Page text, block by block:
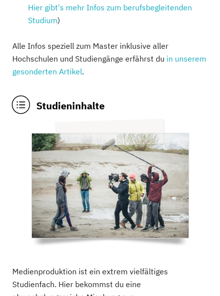
Hier gibt's mehr Infos zum berufsbegleitenden
Studium)
Alle Infos speziell zum Master inklusive aller
Hochschulen und Studiengänge erfährst du in unserem
gesonderten Artikel.
Studieninhalte
Medienproduktion ist ein extrem vielfältiges
Studienfach. Hier bekommst du eine